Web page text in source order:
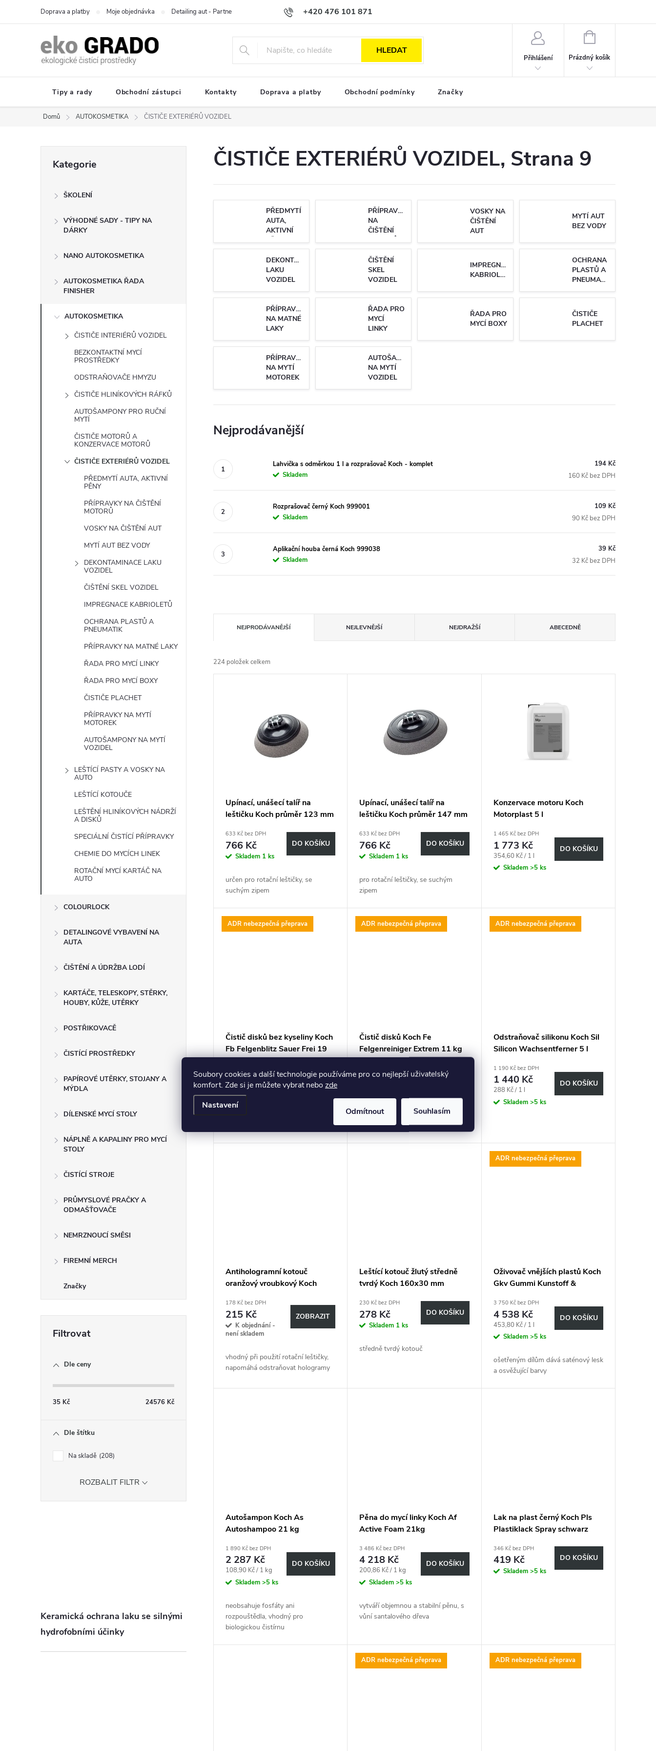
Soubory cookies a další technologie používáme pro co nejlepší uživatelský
komfort. Zde si je můžete vybrat nebo zde
Nastavení
Odmítnout Souhlasím
+420 476 101 871
Doprava a platby Moje objednávka Detailing aut - Partnerská spolupráce Obchodní podmínky Podmínky ochrany osobních údajů
HLEDAT
Přihlášení
NÁKUPNÍ
Prázdný košík
Tipy a rady Obchodní zástupci Kontakty Doprava a platby Obchodní podmínky Značky
Domů AUTOKOSMETIKA ČISTIČE EXTERIÉRŮ VOZIDEL
n
kategorie
Kategorie
ŠKOLENÍ
VÝHODNÉ SADY - TIPY NA
DÁRKY
NANO AUTOKOSMETIKA
AUTOKOSMETIKA ŘADA
FINISHER
AUTOKOSMETIKA
ČISTIČE INTERIÉRŮ VOZIDEL
BEZKONTAKTNÍ MYCÍ
PROSTŘEDKY
ODSTRAŇOVAČE HMYZU
ČISTIČE HLINÍKOVÝCH RÁFKŮ
AUTOŠAMPONY PRO RUČNÍ
MYTÍ
ČISTIČE MOTORŮ A
KONZERVACE MOTORŮ
ČISTIČE EXTERIÉRŮ VOZIDEL
PŘEDMYTÍ AUTA, AKTIVNÍ
PĚNY
PŘÍPRAVKY NA ČIŠTĚNÍ
MOTORŮ
VOSKY NA ČIŠTĚNÍ AUT
MYTÍ AUT BEZ VODY
DEKONTAMINACE LAKU
VOZIDEL
ČIŠTĚNÍ SKEL VOZIDEL
IMPREGNACE KABRIOLETŮ
OCHRANA PLASTŮ A
PNEUMATIK
PŘÍPRAVKY NA MATNÉ LAKY
ŘADA PRO MYCÍ LINKY
ŘADA PRO MYCÍ BOXY
ČISTIČE PLACHET
PŘÍPRAVKY NA MYTÍ
MOTOREK
AUTOŠAMPONY NA MYTÍ
VOZIDEL
LEŠTÍCÍ PASTY A VOSKY NA
AUTO
LEŠTÍCÍ KOTOUČE
LEŠTĚNÍ HLINÍKOVÝCH NÁDRŽÍ
A DISKŮ
SPECIÁLNÍ ČISTÍCÍ PŘÍPRAVKY
CHEMIE DO MYCÍCH LINEK
ROTAČNÍ MYCÍ KARTÁČ NA
AUTO
COLOURLOCK
DETALINGOVÉ VYBAVENÍ NA
AUTA
ČIŠTĚNÍ A ÚDRŽBA LODÍ
KARTÁČE, TELESKOPY, STĚRKY,
HOUBY, KŮŽE, UTĚRKY
POSTŘIKOVACĚ
ČISTÍCÍ PROSTŘEDKY
PAPÍROVÉ UTĚRKY, STOJANY A
MÝDLA
DÍLENSKÉ MYCÍ STOLY
NÁPLNĚ A KAPALINY PRO MYCÍ
STOLY
ČISTÍCÍ STROJE
PRŮMYSLOVÉ PRAČKY A
ODMAŠŤOVAČE
NEMRZNOUCÍ SMĚSI
FIREMNÍ MERCH
Značky
Dle ceny
35 Kč 24576 Kč
Dle štítku
Na skladě 208
ROZBALIT FILTR
Keramická ochrana laku se silnými
hydrofobními účinky
ČISTIČE EXTERIÉRŮ VOZIDEL, Strana 9
PŘEDMYTÍ
AUTA,
AKTIVNÍ
PĚNY
PŘÍPRAVKY
NA
ČIŠTĚNÍ
MOTORŮ
VOSKY NA
ČIŠTĚNÍ
AUT
MYTÍ AUT
BEZ VODY
DEKONTAMINACE
LAKU
VOZIDEL
ČIŠTĚNÍ
SKEL
VOZIDEL
IMPREGNACE
KABRIOLETŮ
OCHRANA
PLASTŮ A
PNEUMATIK
PŘÍPRAVKY
NA MATNÉ
LAKY
ŘADA PRO
MYCÍ
LINKY
ŘADA PRO
MYCÍ BOXY
ČISTIČE
PLACHET
PŘÍPRAVKY
NA MYTÍ
MOTOREK
AUTOŠAMPONY
NA MYTÍ
VOZIDEL
Nejprodávanější
Lahvička s odměrkou 1 l a rozprašovač Koch - komplet
Skladem
194 Kč
160 Kč bez DPH
Rozprašovač černý Koch 999001
Skladem
109 Kč
90 Kč bez DPH
Aplikační houba černá Koch 999038
Skladem
39 Kč
32 Kč bez DPH
a
z
NEJPRODÁVANĚJŠÍ NEJLEVNĚJŠÍ NEJDRAŽŠÍ ABECEDNĚ
224 položek celkem
u
k
Upínací, unášecí talíř na
leštičku Koch průměr 123 mm
633 Kč bez DPH
766 Kč
Skladem 1 ks
DO KOŠÍKU
určen pro rotační leštičky, se
suchým zipem
Upínací, unášecí talíř na
leštičku Koch průměr 147 mm
633 Kč bez DPH
766 Kč
Skladem 1 ks
DO KOŠÍKU
pro rotační leštičky, se suchým
zipem
Konzervace motoru Koch
Motorplast 5 l
1 465 Kč bez DPH
1 773 Kč
Měrná
cena:
354,60 Kč / 1 l
Skladem >5 ks
DO KOŠÍKU
ADR nebezpečná přeprava
Čistič disků bez kyseliny Koch
Fb Felgenblitz Sauer Frei 19
kg
5 150 Kč
Měrná
cena:
271,05 Kč / 1 kg
Skladem
DO KOŠÍKU
ADR nebezpečná přeprava
Čistič disků Koch Fe
Felgenreiniger Extrem 11 kg
2 223 Kč
cena:Skladem>5 ks
ADR nebezpečná přeprava
Odstraňovač silikonu Koch Sil
Silicon Wachsentferner 5 l
1 190 Kč bez DPH
1 440 Kč
Měrná
cena:
288 Kč / 1 l
Skladem >5 ks
DO KOŠÍKU
Antihologramní kotouč
oranžový vroubkový Koch
178 Kč bez DPH
215 Kč
K objednání -
není skladem
ZOBRAZIT
vhodný při použití rotační leštičky,
napomáhá odstraňovat hologramy
Leštící kotouč žlutý středně
tvrdý Koch 160x30 mm
230 Kč bez DPH
278 Kč
Skladem 1 ks
DO KOŠÍKU
středně tvrdý kotouč
ADR nebezpečná přeprava
Oživovač vnějších plastů Koch
Gkv Gummi Kunstoff &
3 750 Kč bez DPH
4 538 Kč
Měrná
cena:
453,80 Kč / 1 l
Skladem >5 ks
DO KOŠÍKU
ošetřeným dílům dává saténový lesk
a osvěžující barvy
Autošampon Koch As
Autoshampoo 21 kg
1 890 Kč bez DPH
2 287 Kč
Měrná
cena:
108,90 Kč / 1 kg
Skladem >5 ks
DO KOŠÍKU
neobsahuje fosfáty ani
rozpouštědla, vhodný pro
biologickou čistírnu
Pěna do mycí linky Koch Af
Active Foam 21kg
3 486 Kč bez DPH
4 218 Kč
Měrná
cena:
200,86 Kč / 1 kg
Skladem>5 ks
DO KOŠÍKU
vytváří objemnou a stabilní pěnu, s
vůní santalového dřeva
Lak na plast černý Koch Pls
Plastiklack Spray schwarz
346 Kč bez DPH
419 Kč
Skladem >5 ks
DO KOŠÍKU
ADR nebezpečná přeprava ADR nebezpečná přeprava